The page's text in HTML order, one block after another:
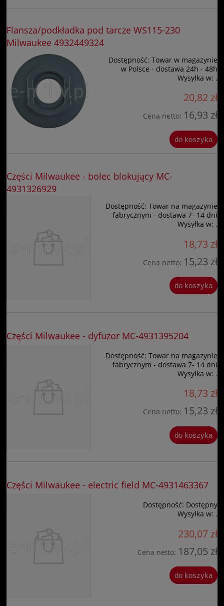
Flansza/podkładka pod tarcze WS115-230
Milwaukee 4932449324
Dostępność: Towar w magazynie
w Polsce - dostawa 24h - 48h
Wysyłka w: .
20,82 zł
Cena netto: 16,93 zł
do koszyka
Części Milwaukee - bolec blokujący MC-
4931326929
Dostępność: Towar na magazynie
fabrycznym - dostawa 7- 14 dni
Wysyłka w: .
18,73 zł
Cena netto: 15,23 zł
do koszyka
Części Milwaukee - dyfuzor MC-4931395204
Dostępność: Towar na magazynie
fabrycznym - dostawa 7- 14 dni
Wysyłka w: .
18,73 zł
Cena netto: 15,23 zł
do koszyka
Części Milwaukee - electric field MC-4931463367
Dostępność: Dostępny
Wysyłka w: .
230,07 zł
Cena netto: 187,05 zł
do koszyka